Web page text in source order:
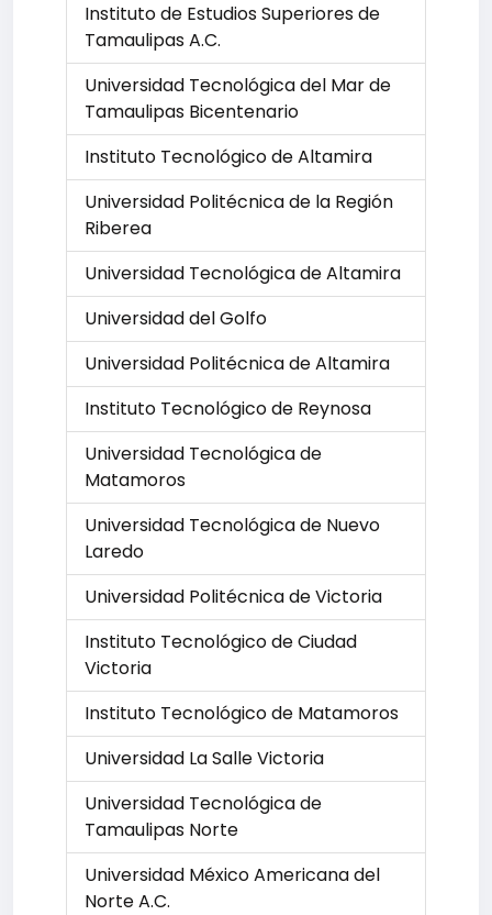
Instituto de Estudios Superiores de
Tamaulipas A.C.
Universidad Tecnológica del Mar de
Tamaulipas Bicentenario
Instituto Tecnológico de Altamira
Universidad Politécnica de la Región
Riberea
Universidad Tecnológica de Altamira
Universidad del Golfo
Universidad Politécnica de Altamira
Instituto Tecnológico de Reynosa
Universidad Tecnológica de
Matamoros
Universidad Tecnológica de Nuevo
Laredo
Universidad Politécnica de Victoria
Instituto Tecnológico de Ciudad
Victoria
Instituto Tecnológico de Matamoros
Universidad La Salle Victoria
Universidad Tecnológica de
Tamaulipas Norte
Universidad México Americana del
Norte A.C.